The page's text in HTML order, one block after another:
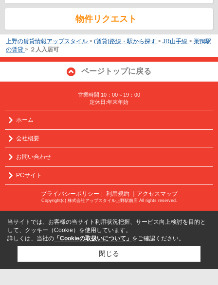
物件リクエスト
上野の賃貸情報アップスタイル > (賃貸)路線・駅から探す > JR山手線 > 巣鴨駅
の賃貸 > ２人入居可
ページトップに戻る
営業時間:10：00～19：00
定休日:年末年始
ホーム
会社概要
お問い合わせ
PCサイト
プライバシーポリシー ｜ 利用規約 ｜アクセスマップ
Copyright(c) 株式会社アップスタイル上野駅前店 All rights reserved.
当サイトでは、お客様の当サイト利用状況把握、サービス向上検討を目的と
して、クッキー（Cookie）を使用しています。
詳しくは、当社の 「Cookieの取扱いについて」 をご確認ください。
閉じる